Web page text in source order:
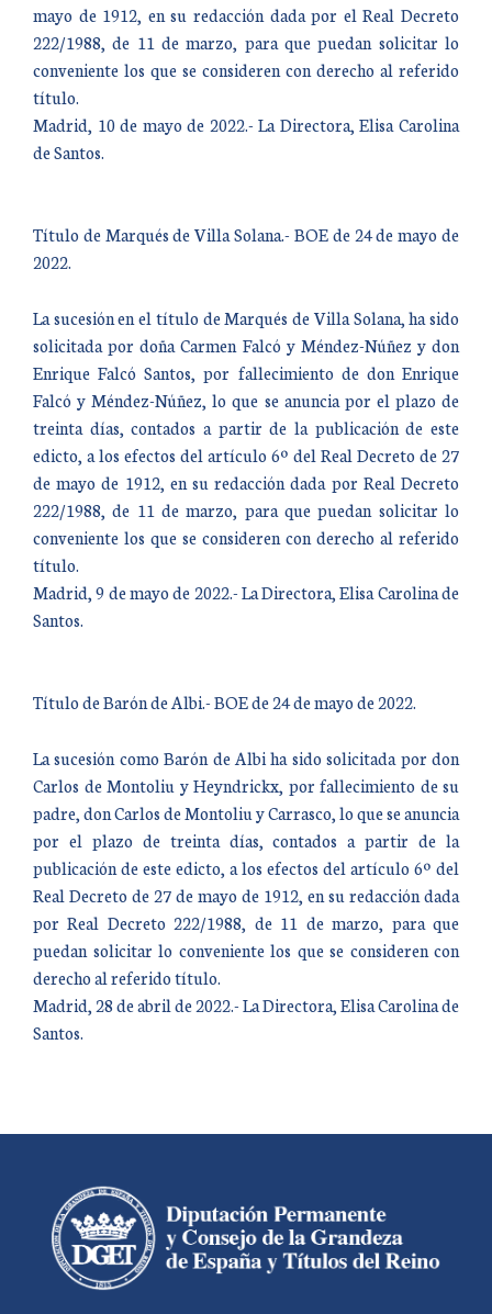
mayo de 1912, en su redacción dada por el Real Decreto
222/1988, de 11 de marzo, para que puedan solicitar lo
conveniente los que se consideren con derecho al referido
título.
Madrid, 10 de mayo de 2022.- La Directora, Elisa Carolina
de Santos.
Título de Marqués de Villa Solana.- BOE de 24 de mayo de
2022.
La sucesión en el título de Marqués de Villa Solana, ha sido
solicitada por doña Carmen Falcó y Méndez-Núñez y don
Enrique Falcó Santos, por fallecimiento de don Enrique
Falcó y Méndez-Núñez, lo que se anuncia por el plazo de
treinta días, contados a partir de la publicación de este
edicto, a los efectos del artículo 6º del Real Decreto de 27
de mayo de 1912, en su redacción dada por Real Decreto
222/1988, de 11 de marzo, para que puedan solicitar lo
conveniente los que se consideren con derecho al referido
título.
Madrid, 9 de mayo de 2022.- La Directora, Elisa Carolina de
Santos.
Título de Barón de Albi.- BOE de 24 de mayo de 2022.
La sucesión como Barón de Albi ha sido solicitada por don
Carlos de Montoliu y Heyndrickx, por fallecimiento de su
padre, don Carlos de Montoliu y Carrasco, lo que se anuncia
por el plazo de treinta días, contados a partir de la
publicación de este edicto, a los efectos del artículo 6º del
Real Decreto de 27 de mayo de 1912, en su redacción dada
por Real Decreto 222/1988, de 11 de marzo, para que
puedan solicitar lo conveniente los que se consideren con
derecho al referido título.
Madrid, 28 de abril de 2022.- La Directora, Elisa Carolina de
Santos.